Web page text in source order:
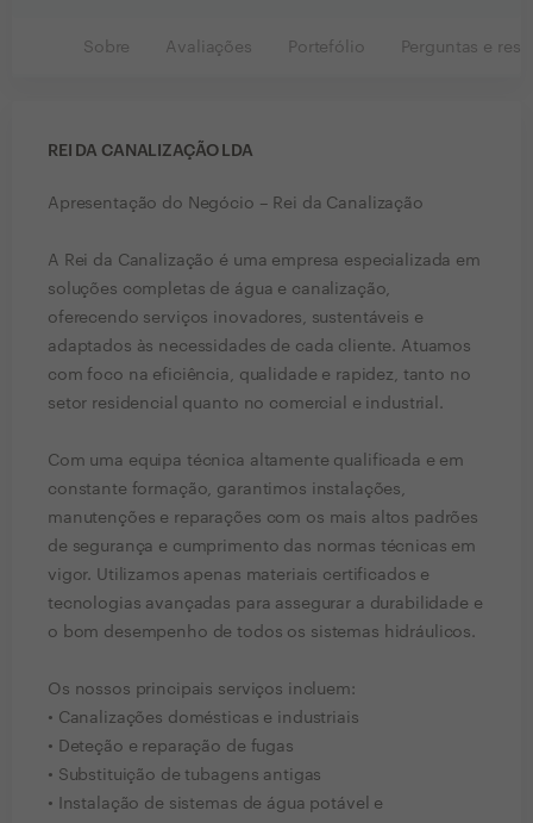
Sobre Avaliações Portefólio Perguntas e
REI DA CANALIZAÇÃO LDA
Apresentação do Negócio – Rei da Canalização
A Rei da Canalização é uma empresa especializada em
soluções completas de água e canalização,
oferecendo serviços inovadores, sustentáveis e
adaptados às necessidades de cada cliente. Atuamos
com foco na eficiência, qualidade e rapidez, tanto no
setor residencial quanto no comercial e industrial.
Com uma equipa técnica altamente qualificada e em
constante formação, garantimos instalações,
manutenções e reparações com os mais altos padrões
de segurança e cumprimento das normas técnicas em
vigor. Utilizamos apenas materiais certificados e
tecnologias avançadas para assegurar a durabilidade e
o bom desempenho de todos os sistemas hidráulicos.
Os nossos principais serviços incluem:
• Canalizações domésticas e industriais
• Deteção e reparação de fugas
• Substituição de tubagens antigas
• Instalação de sistemas de água potável e